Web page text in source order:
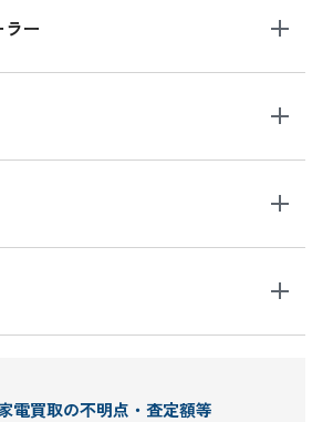
ー
電買取の不明点・査定額等